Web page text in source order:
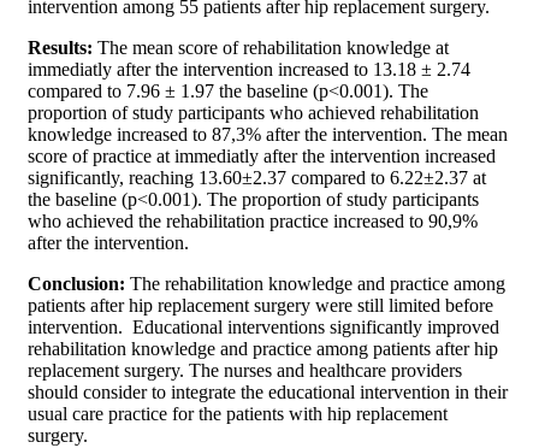
intervention among 55 patients after hip replacement surgery.
Results: The mean score of rehabilitation knowledge at
immediatly after the intervention increased to 13.18 ± 2.74
compared to 7.96 ± 1.97 the baseline (p<0.001). The
proportion of study participants who achieved rehabilitation
knowledge increased to 87,3% after the intervention. The mean
score of practice at immediatly after the intervention increased
significantly, reaching 13.60±2.37 compared to 6.22±2.37 at
the baseline (p<0.001). The proportion of study participants
who achieved the rehabilitation practice increased to 90,9%
after the intervention.
Conclusion: The rehabilitation knowledge and practice among
patients after hip replacement surgery were still limited before
intervention. Educational interventions significantly improved
rehabilitation knowledge and practice among patients after hip
replacement surgery. The nurses and healthcare providers
should consider to integrate the educational intervention in their
usual care practice for the patients with hip replacement
surgery.